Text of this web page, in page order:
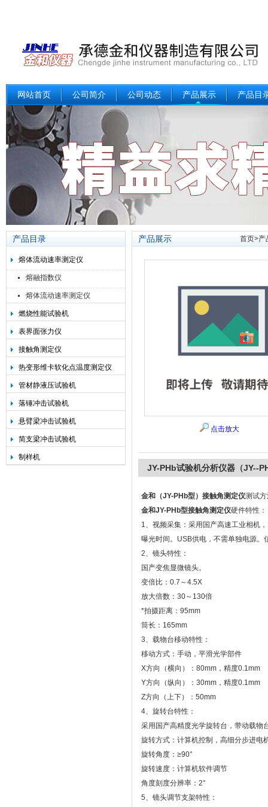
网站首页 公司简介 公司动态 产品展示 产品目
产品目录
熔体流动速率测定仪
熔融指数仪
熔体流动速率测定仪
燃烧性能试验机
表界面张力仪
接触角测定仪
热变形维卡软化点温度测定仪
管材静液压试验机
落锤冲击试验机
悬臂梁冲击试验机
简支梁冲击试验机
制样机
产品展示 首页>产
点击放大
JY-PHb试验机分析仪器（JY--
金和（JY-PHb型）接触角测定仪测试
金和JY-PHb型接触角测定仪硬件特性：
1、视频采集：采用国产高速工业相机
曝光时间。USB供电，不需单独电源
2、镜头特性：
国产变焦显微镜头。
变倍比：0.7～4.5X
放大倍数：30～130倍
*拍摄距离：95mm
筒长：165mm
3、载物台移动特性：
移动方式：手动，平滑光学部件
X方向（横向）：80mm，精度0.1mm
Y方向（纵向）：30mm，精度0.1mm
Z方向（上下）：50mm
4、旋转台特性：
采用国产高精度光学旋转台，带动载物
旋转方式：计算机控制，高细分步进电
旋转角度：≥90°
旋转速度：计算机软件调节
角度刻度分辨率：2°
5、镜头调节支架特性：